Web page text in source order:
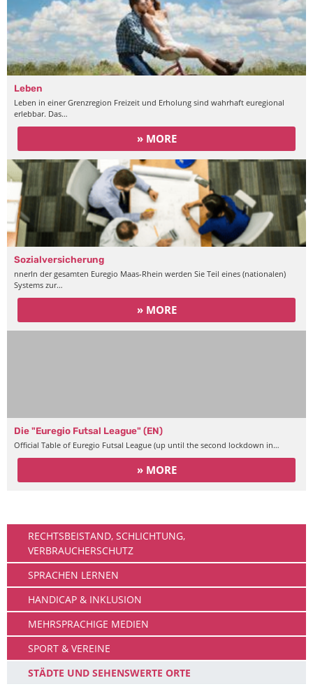
Leben
Leben in einer Grenzregion Freizeit und Erholung sind wahrhaft euregional
erlebbar. Das…
» MORE
Sozialversicherung
nnerIn der gesamten Euregio Maas-Rhein werden Sie Teil eines (nationalen)
Systems zur…
» MORE
Die "Euregio Futsal League" (EN)
Official Table of Euregio Futsal League (up until the second lockdown in…
» MORE
RECHTSBEISTAND, SCHLICHTUNG,
VERBRAUCHERSCHUTZ
SPRACHEN LERNEN
HANDICAP & INKLUSION
MEHRSPRACHIGE MEDIEN
SPORT & VEREINE
STÄDTE UND SEHENSWERTE ORTE